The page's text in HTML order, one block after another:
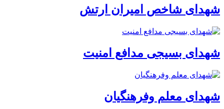
شهدای شاخص امیران ارتش
شهدای بسیجی مدافع امنیت
شهدای معلم وفرهنگیان